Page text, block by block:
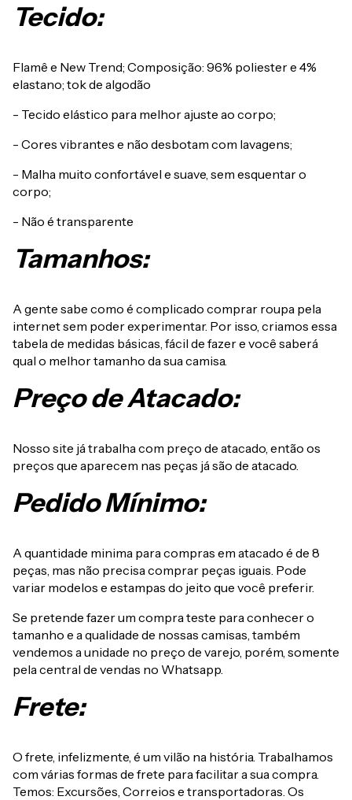
Tecido:
Flamê e New Trend; Composição: 96% poliester e 4%
elastano; tok de algodão
- Tecido elástico para melhor ajuste ao corpo;
- Cores vibrantes e não desbotam com lavagens;
- Malha muito confortável e suave, sem esquentar o
corpo;
- Não é transparente
Tamanhos:
A gente sabe como é complicado comprar roupa pela
internet sem poder experimentar. Por isso, criamos essa
tabela de medidas básicas, fácil de fazer e você saberá
qual o melhor tamanho da sua camisa.
Preço de Atacado:
Nosso site já trabalha com preço de atacado, então os
preços que aparecem nas peças já são de atacado.
Pedido Mínimo:
A quantidade minima para compras em atacado é de 8
peças, mas não precisa comprar peças iguais. Pode
variar modelos e estampas do jeito que você preferir.
Se pretende fazer um compra teste para conhecer o
tamanho e a qualidade de nossas camisas, também
vendemos a unidade no preço de varejo, porém, somente
pela central de vendas no Whatsapp.
Frete:
O frete, infelizmente, é um vilão na história. Trabalhamos
com várias formas de frete para facilitar a sua compra.
Temos: Excursões, Correios e transportadoras. Os